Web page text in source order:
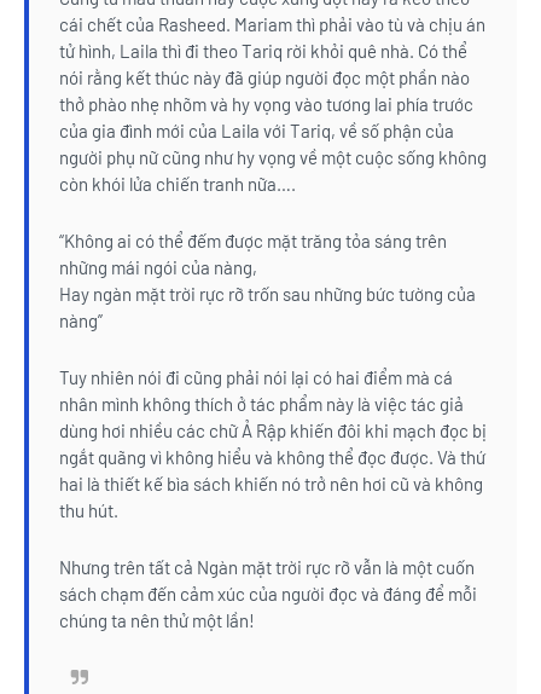
cái chết của Rasheed. Mariam thì phải vào tù và chịu án
tử hình, Laila thì đi theo Tariq rời khỏi quê nhà. Có thể
nói rằng kết thúc này đã giúp người đọc một phần nào
thở phào nhẹ nhõm và hy vọng vào tương lai phía trước
của gia đình mới của Laila với Tariq, về số phận của
người phụ nữ cũng như hy vọng về một cuộc sống không
còn khói lửa chiến tranh nữa….
“Không ai có thể đếm được mặt trăng tỏa sáng trên
những mái ngói của nàng,
Hay ngàn mặt trời rực rỡ trốn sau những bức tường của
nàng”
Tuy nhiên nói đi cũng phải nói lại có hai điểm mà cá
nhân mình không thích ở tác phẩm này là việc tác giả
dùng hơi nhiều các chữ Ả Rập khiến đôi khi mạch đọc bị
ngắt quãng vì không hiểu và không thể đọc được. Và thứ
hai là thiết kế bìa sách khiến nó trở nên hơi cũ và không
thu hút.
Nhưng trên tất cả Ngàn mặt trời rực rỡ vẫn là một cuốn
sách chạm đến cảm xúc của người đọc và đáng để mỗi
chúng ta nên thử một lần!